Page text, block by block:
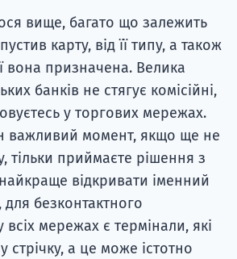
вище, багато що залежить
карту, від її типу, а також
вона призначена. Велика
банків не стягує комісійні,
у торгових мережах.
важливий момент, якщо ще не
тільки приймаєте рішення з
відкривати іменний
для безконтактного
всіх мережах є термінали, які
стрічку, а це може істотно